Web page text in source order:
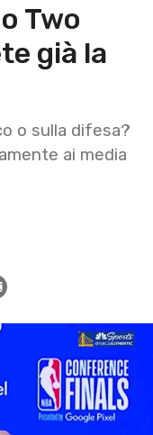
Two
già la
o sulla difesa?
ai media